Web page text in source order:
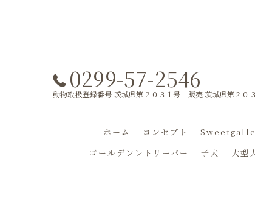
0299-57-2546
動物取扱登録番号 茨城県第２０３１号 販売 茨城県第２
ホーム コンセプト
ゴールデンレトリーバー
子犬 大型